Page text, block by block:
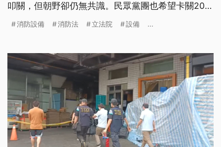
叩關，但朝野卻仍無共識。民眾黨團也希望卡關20多
已和各大公會溝通過。
消防設備 消防法 立法院 設備 ...